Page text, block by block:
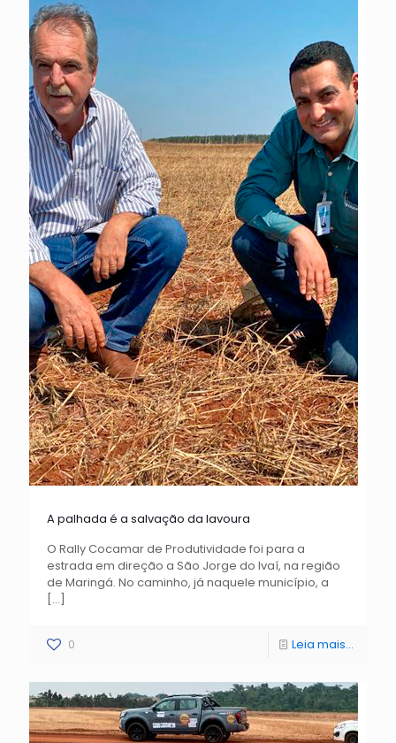
A palhada é a salvação da lavoura
O Rally Cocamar de Produtividade foi para a
estrada em direção a São Jorge do Ivaí, na região
de Maringá. No caminho, já naquele município, a
[…]
0 Leia mais...